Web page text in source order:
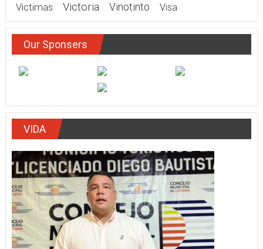
Victimas Victoria Vinotinto Visa
Our Sponsers
VIDA